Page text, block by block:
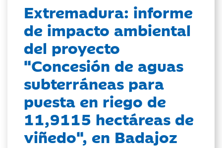
Extremadura: informe
de impacto ambiental
del proyecto
"Concesión de aguas
subterráneas para
puesta en riego de
11,9115 hectáreas de
viñedo", en Badajoz